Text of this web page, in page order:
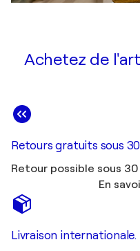
Achetez de
Retours gratuits sous
Retour possible sous
En
Livraison